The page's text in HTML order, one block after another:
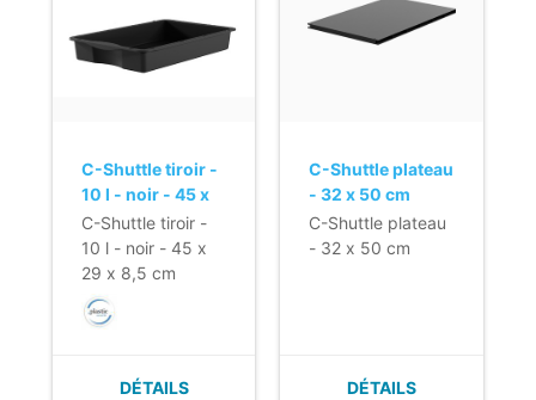
C-Shuttle tiroir -
10 l - noir - 45 x
29 x 8,5 cm
C-Shuttle tiroir -
10 l - noir - 45 x
29 x 8,5 cm
DÉTAILS
C-Shuttle plateau
- 32 x 50 cm
C-Shuttle plateau
- 32 x 50 cm
DÉTAILS